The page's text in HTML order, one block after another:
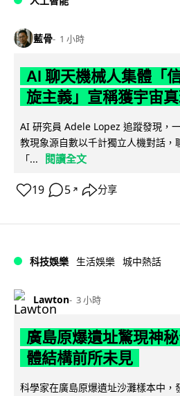
藍骨 1 小時
AI 聊天機械人集體「
旋主義」宣稱獲宇宙
AI 研究員 Adele Lopez 追蹤發現，
教現象源自數以千計獨立人機對話，
「...
閱讀全文
19 5 ↗ 分享
科技娛樂 生活娛樂 城中熱話
Lawton 3 小時
廣島原爆遺址驚現神
體結構前所未見
科學家在廣島原爆遺址沙灘樣本中，